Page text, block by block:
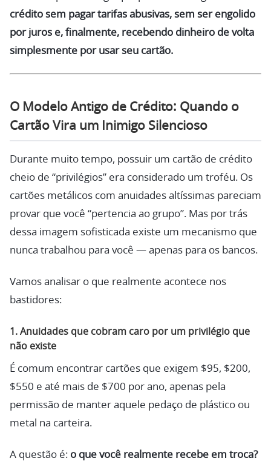
crédito sem pagar tarifas abusivas, sem ser engolido
por juros e, finalmente, recebendo dinheiro de volta
simplesmente por usar seu cartão.
O Modelo Antigo de Crédito: Quando o
Cartão Vira um Inimigo Silencioso
Durante muito tempo, possuir um cartão de crédito
cheio de “privilégios” era considerado um troféu. Os
cartões metálicos com anuidades altíssimas pareciam
provar que você “pertencia ao grupo”. Mas por trás
dessa imagem sofisticada existe um mecanismo que
nunca trabalhou para você — apenas para os bancos.
Vamos analisar o que realmente acontece nos
bastidores:
1. Anuidades que cobram caro por um privilégio que
não existe
É comum encontrar cartões que exigem $95, $200,
$550 e até mais de $700 por ano, apenas pela
permissão de manter aquele pedaço de plástico ou
metal na carteira.
A questão é: o que você realmente recebe em troca?